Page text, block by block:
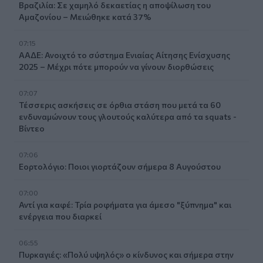
Βραζιλία: Σε χαμηλό δεκαετίας η αποψίλωση του
Αμαζονίου – Μειώθηκε κατά 37%
07:15
ΑΑΔΕ: Ανοιχτό το σύστημα Ενιαίας Αίτησης Ενίσχυσης
2025 – Μέχρι πότε μπορούν να γίνουν διορθώσεις
07:07
Τέσσερις ασκήσεις σε όρθια στάση που μετά τα 60
ενδυναμώνουν τους γλουτούς καλύτερα από τα squats -
Βίντεο
07:06
Εορτολόγιο: Ποιοι γιορτάζουν σήμερα 8 Αυγούστου
07:00
Αντί για καφέ: Τρία ροφήματα για άμεσο "ξύπνημα" και
ενέργεια που διαρκεί
06:55
Πυρκαγιές: «Πολύ υψηλός» ο κίνδυνος και σήμερα στην